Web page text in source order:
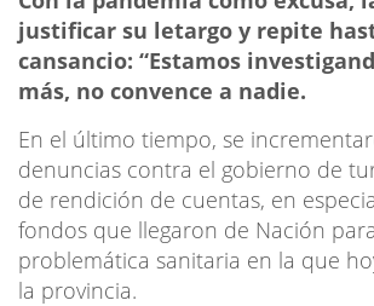
justificar su letargo y repite
cansancio: “Estamos
más, no convence a nadie.
En el último tiempo, se
denuncias contra el gobierno de
de rendición de cuentas, en
fondos que llegaron de Nación
problemática sanitaria en la que
la provincia.